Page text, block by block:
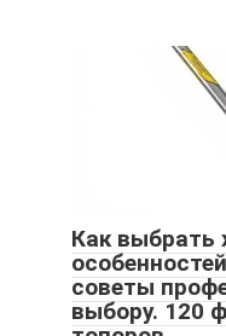
Как выбрать
советы
выбору. 120